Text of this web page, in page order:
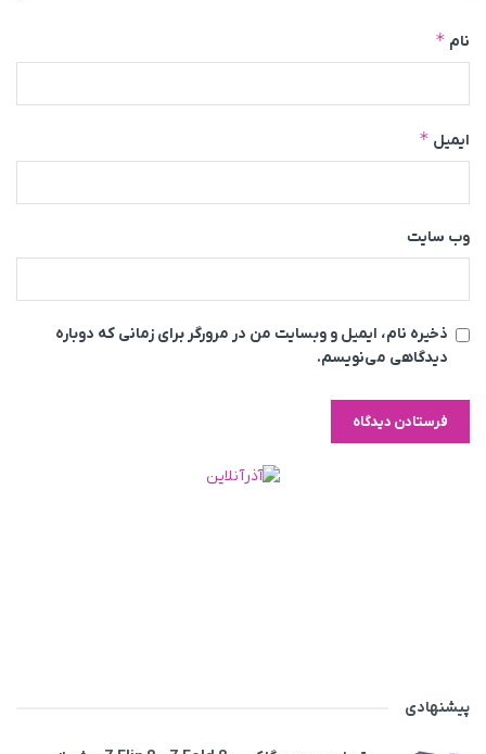
نام *
ایمیل *
وب‌ سایت
ذخیره نام، ایمیل و وبسایت من در مرورگر برای زمانی که دوباره
دیدگاهی می‌نویسم.
پیشنهادی